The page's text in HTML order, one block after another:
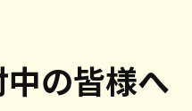
の皆様へ